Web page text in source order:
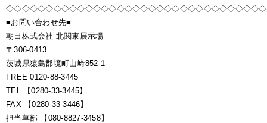
■お問い合わせ先■
朝日株式会社 北関東展示場
〒306-0413
茨城県猿島郡境町山崎852-1
FREE 0120-88-3445
TEL 【0280-33-3445】
FAX 【0280-33-3446】
担当草部 【080-8827-3458】